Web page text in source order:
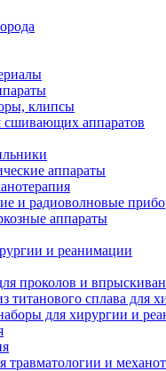
клипсы
сшивающих аппаратов
аппараты
и радиоволновые
аппараты
и реанимации
проколов и
титанового сплава для
для хирургии и
травматологии и